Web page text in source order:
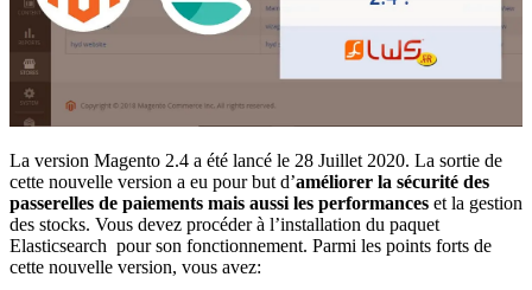
La version Magento 2.4 a été lancé le 28 Juillet 2020. La sortie de
cette nouvelle version a eu pour but d’améliorer la sécurité des
passerelles de paiements mais aussi les performances et la gestion
des stocks. Vous devez procéder à l’installation du paquet
Elasticsearch pour son fonctionnement. Parmi les points forts de
cette nouvelle version, vous avez: